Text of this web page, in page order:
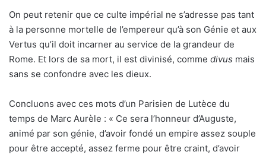
On peut retenir que ce culte impérial ne s’adresse pas tant
à la personne mortelle de l’empereur qu’à son Génie et aux
Vertus qu’il doit incarner au service de la grandeur de
Rome. Et lors de sa mort, il est divinisé, comme divus mais
sans se confondre avec les dieux.
Concluons avec ces mots d’un Parisien de Lutèce du
temps de Marc Aurèle : « Ce sera l’honneur d’Auguste,
animé par son génie, d’avoir fondé un empire assez souple
pour être accepté, assez ferme pour être craint, d’avoir